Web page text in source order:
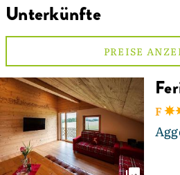
Unterkünfte
PREISE
F